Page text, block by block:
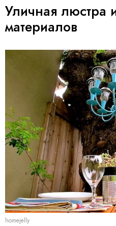
Уличная люстра
материалов
homejelly